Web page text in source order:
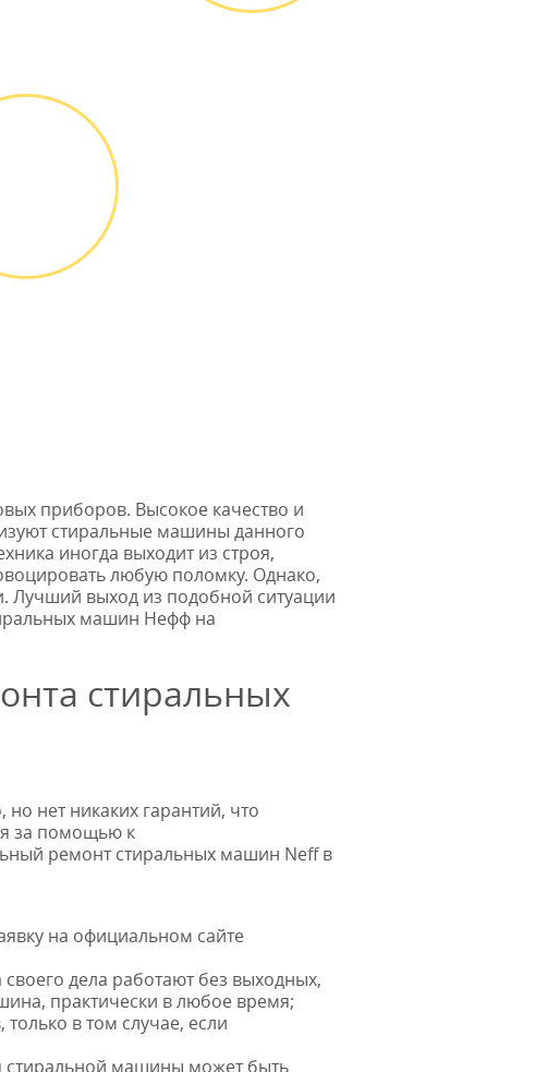
приборов. Высокое качество и
стиральные машины данного
иногда выходит из строя,
любую поломку. Однако,
Лучший выход из подобной ситуации
машин Hефф на
стиральных
нет никаких гарантий, что
за помощью к
ремонт стиральных машин Neff в
на официальном сайте
дела работают без выходных,
практически в любое время;
в том случае, если
стиральной машины может быть